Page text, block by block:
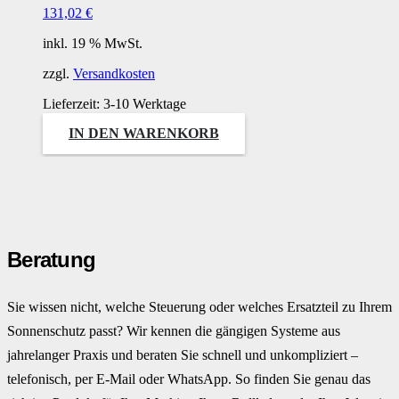
131,02 €
inkl. 19 % MwSt.
zzgl. Versandkosten
Lieferzeit: 3-10 Werktage
IN DEN WARENKORB
Beratung
Sie wissen nicht, welche Steuerung oder welches Ersatzteil zu Ihrem
Sonnenschutz passt? Wir kennen die gängigen Systeme aus
jahrelanger Praxis und beraten Sie schnell und unkompliziert –
telefonisch, per E-Mail oder WhatsApp. So finden Sie genau das